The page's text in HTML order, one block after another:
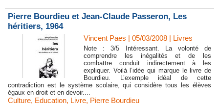
Pierre Bourdieu et Jean-Claude Passeron, Les
héritiers, 1964
Vincent Paes | 05/03/2008 | Livres
Note : 3/5 Intéressant. La volonté de
comprendre les inégalités et de les
combattre conduit indirectement à les
expliquer. Voilà l’idée qui marque le livre de
Bourdieu. L’exemple idéal de cette
contradiction est le système scolaire, qui considère tous les élèves
égaux en droit et en devoir....
Culture, Education, Livre, Pierre Bourdieu